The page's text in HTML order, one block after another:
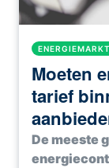
ENERGIEMARKT
Moeten
tarief
De meeste